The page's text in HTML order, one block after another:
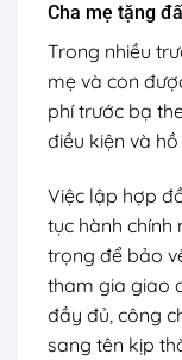
Cha mẹ tặng
Trong nhiều
mẹ và con
phí trước bạ
điều kiện và
Việc lập hợp
tục hành
trọng để bảo
tham gia giao
đầy đủ, công
sang tên kịp